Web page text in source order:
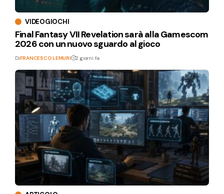
VIDEOGIOCHI
Final Fantasy VII Revelation sarà alla Gamescom
2026 con un nuovo sguardo al gioco
DiFRANCESCO LEMURI 2 giorni fa